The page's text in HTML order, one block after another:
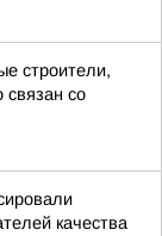
строители,
связан со
качества